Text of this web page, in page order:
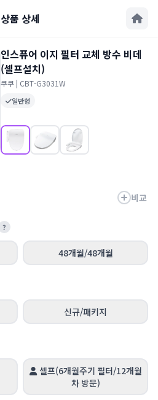
상품 상세
인스퓨어 이지 필터 교체 방수 비데
(셀프설치)
쿠쿠 | CBT-G3031W
일반형
비교
?
48개월/48개월
신규/패키지
셀프(6개월주기 필터/12개월
차 방문)